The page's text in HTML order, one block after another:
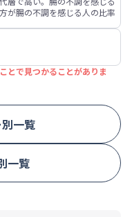
正しい生活をする」「1日3食
層での比率が高い傾向。
ビニエンスストア」が各2割
欲しいときにすぐ購入でき
イントが貯まる」「アクセ
在のために医薬品が購入でき
に、商品を比較しづらかっ
が腸の不調を感じる人の比率
フィズス菌入り食品・飲料
り食品・飲料を意識的にと
」が上位3位。
・リスク軽減」「体重が気にな
グルト」「野菜類」が各4割
「海藻類」が2割。腸の健康
維」「乳酸菌」が各3割強。
どは、女性での比率が高い。
とで見つかることがありま
一覧
一覧